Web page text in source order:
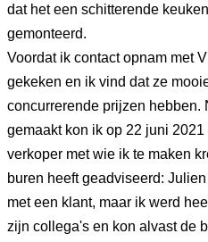
dat het een schitterende
gemonteerd.
Voordat ik contact opnam met
gekeken en ik vind dat ze
concurrerende prijzen hebben.
gemaakt kon ik op 22 juni
verkoper met wie ik te maken
buren heeft geadviseerd:
met een klant, maar ik werd
zijn collega's en kon alvast de